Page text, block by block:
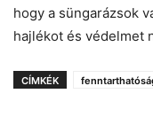
hogy a süngarázsok
hajlékot és védelmet
CÍMKÉK